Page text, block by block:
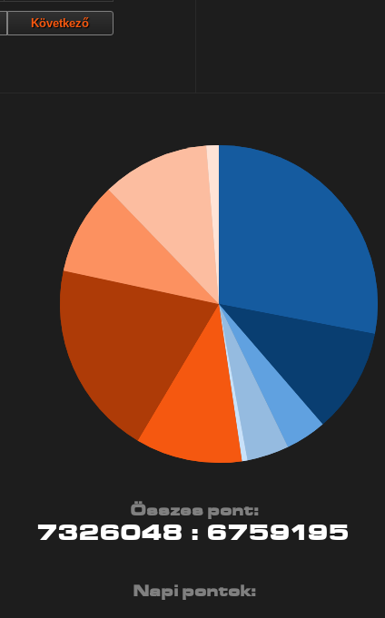
Összes pont:
7326048 : 6759195
Napi pontok: